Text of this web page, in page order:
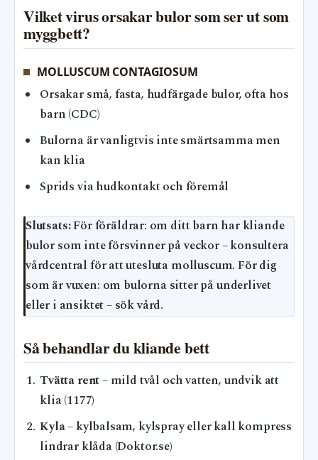
Vilket virus orsakar bulor som ser ut som
myggbett?
MOLLUSCUM CONTAGIOSUM
Orsakar små, fasta, hudfärgade bulor, ofta hos
barn (CDC)
Bulorna är vanligtvis inte smärtsamma men
kan klia
Sprids via hudkontakt och föremål
Slutsats:För föräldrar: om ditt barn har kliande
bulor som inte försvinner på veckor – konsultera
vårdcentral för att utesluta molluscum. För dig
som är vuxen: om bulorna sitter på underlivet
eller i ansiktet – sök vård.
Så behandlar du kliande bett
Tvätta rent– mild tvål och vatten, undvik att
klia (1177)
Kyla– kylbalsam, kylspray eller kall kompress
lindrar klåda (Doktor.se)